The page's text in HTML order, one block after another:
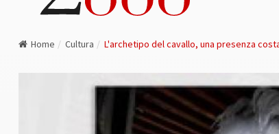
Home Cultura L'archetipo del cavallo, una presenza